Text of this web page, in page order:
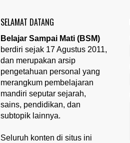
SELAMAT DATANG
Belajar Sampai Mati (BSM)
berdiri sejak 17 Agustus 2011,
dan merupakan arsip
pengetahuan personal yang
merangkum pembelajaran
mandiri seputar sejarah,
sains, pendidikan, dan
subtopik lainnya.
Seluruh konten di situs ini